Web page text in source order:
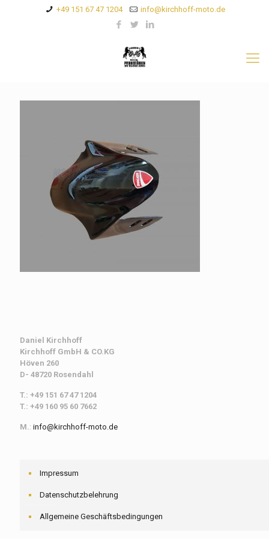
+49 151 67 47 1204 info@kirchhoff-moto.de
Daniel Kirchhoff
Kirchhoff GmbH & CO.KG
Höven 260
D- 48720 Rosendahl
T.: +49 151 67 47 1204
T.: +49 160 95 60 7662
M.: info@kirchhoff-moto.de
Impressum
Datenschutzbelehrung
Allgemeine Geschäftsbedingungen